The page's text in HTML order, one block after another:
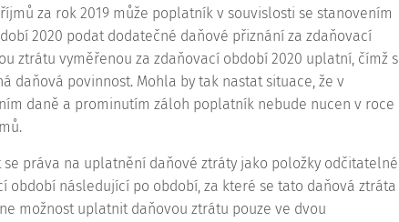
za rok 2019 může poplatník v souvislosti se stanovením
2020 podat dodatečné daňové přiznání za zdaňovací
ztrátu vyměřenou za zdaňovací období 2020 uplatní, čímž
daňová povinnost. Mohla by tak nastat situace, že v
daně a prominutím záloh poplatník nebude nucen v roce
se práva na uplatnění daňové ztráty jako položky odčitatelné
období následující po období, za které se tato daňová ztráta
možnost uplatnit daňovou ztrátu pouze ve dvou